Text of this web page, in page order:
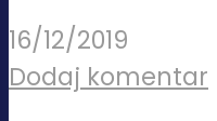
16/12/2019
Dodaj komentar